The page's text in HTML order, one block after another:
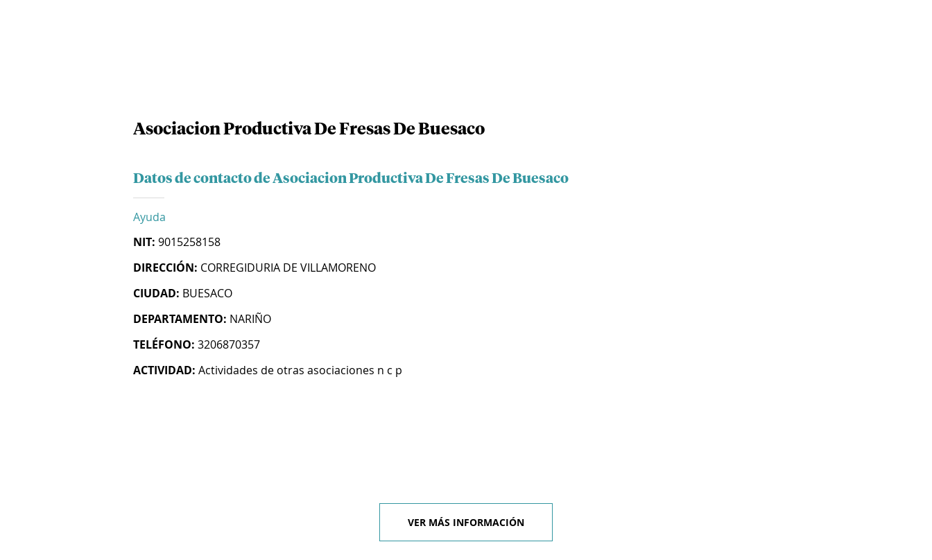
Asociacion Productiva De Fresas De Buesaco
Datos de contacto de Asociacion Productiva De Fresas De Buesaco
Ayuda
NIT: 9015258158
DIRECCIÓN: CORREGIDURIA DE VILLAMORENO
CIUDAD: BUESACO
DEPARTAMENTO: NARIÑO
TELÉFONO: 3206870357
ACTIVIDAD: Actividades de otras asociaciones n c p
VER MÁS INFORMACIÓN